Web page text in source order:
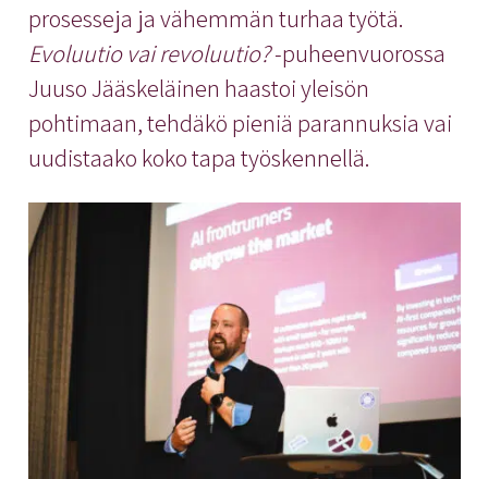
prosesseja ja vähemmän turhaa työtä.
Evoluutio vai revoluutio?-puheenvuorossa
Juuso Jääskeläinen haastoi yleisön
pohtimaan, tehdäkö pieniä parannuksia vai
uudistaako koko tapa työskennellä.